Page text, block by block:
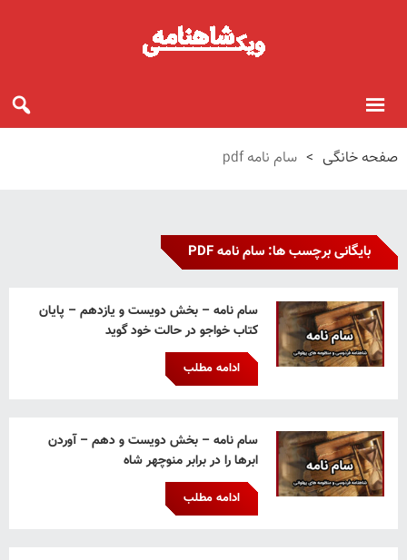
صفحه خانگی > سام نامه pdf
بایگانی برچسب ها: سام نامه PDF
سام نامه – بخش دویست و یازدهم – پایان
کتاب خواجو در حالت خود گوید
ادامه مطلب
سام نامه – بخش دویست و دهم – آوردن
ابرها را در برابر منوچهر شاه
ادامه مطلب